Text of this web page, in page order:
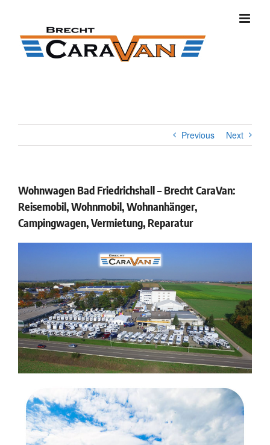
Previous Next
Wohnwagen Bad Friedrichshall – Brecht CaraVan:
Reisemobil, Wohnmobil, Wohnanhänger,
Campingwagen, Vermietung, Reparatur